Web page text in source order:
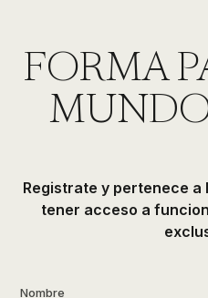
FORMA
Registrate y pertenece a
tener acceso a
Nombre